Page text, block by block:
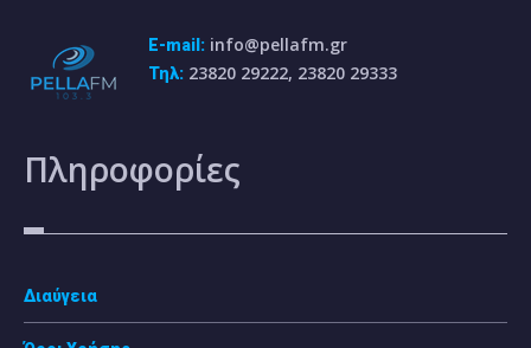
E-mail: info@pellafm.gr
Τηλ: 23820 29222, 23820 29333
Πληροφορίες
Διαύγεια